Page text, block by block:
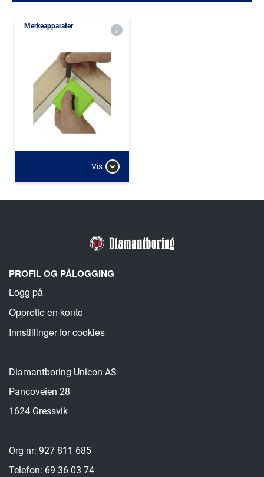
Merkeapparater
Vis
PROFIL OG PÅLOGGING
Logg på
Opprette en konto
Innstillinger for cookies
Diamantboring Unicon AS
Pancoveien 28
1624 Gressvik
Org nr: 927 811 685
Telefon: 69 36 03 74